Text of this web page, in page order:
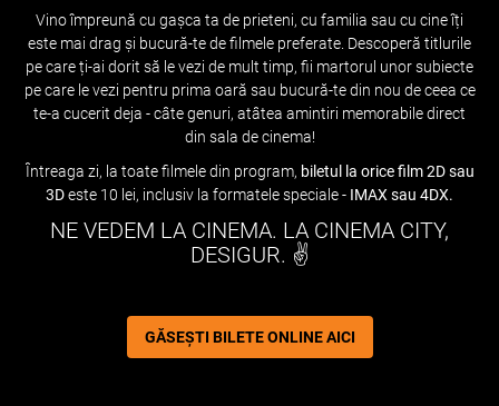
Vino împreună cu gașca ta de prieteni, cu familia sau cu cine îți
este mai drag și bucură-te de filmele preferate. Descoperă titlurile
pe care ți-ai dorit să le vezi de mult timp, fii martorul unor subiecte
pe care le vezi pentru prima oară sau bucură-te din nou de ceea ce
te-a cucerit deja - câte genuri, atâtea amintiri memorabile direct
din sala de cinema!
Întreaga zi, la toate filmele din program, biletul la orice film 2D sau
3Deste 10 lei, inclusiv la formatele speciale - IMAX sau 4DX.
NE VEDEM LA CINEMA. LA CINEMA CITY,
DESIGUR. ✌️
GĂSEȘTI BILETE ONLINE AICI